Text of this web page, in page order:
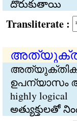
దొరుకుతాయి
:
ഉപന്യാസം
highly logical
అత్యుక్తులతో